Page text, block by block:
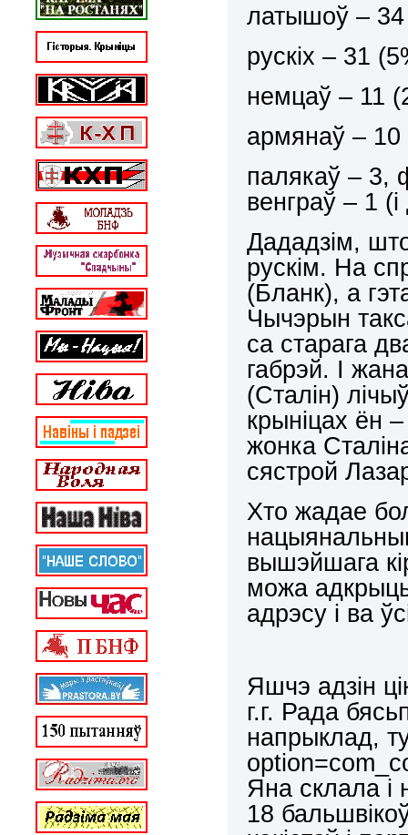
латышоў –
рускіх – 31
немцаў – 11
армянаў – 10
палякаў – 3,
венграў – 1
Дададзім,
рускім. На
(Бланк), а
Чычэрын
са старага
габрэй. І
(Сталін)
крыніцах ён
жонка
сястрой
Хто жадае
вышэйшага
можа
адрэсу і ва
Яшчэ адзін
г.г. Рада
напрыклад,
option=com
Яна склала і
18